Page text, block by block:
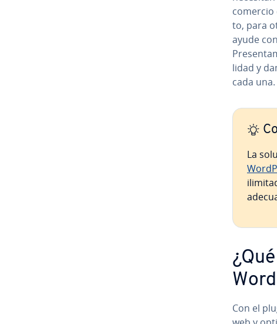
comercio
to, para
ayude
li­dad y
cada una.
La
Con el